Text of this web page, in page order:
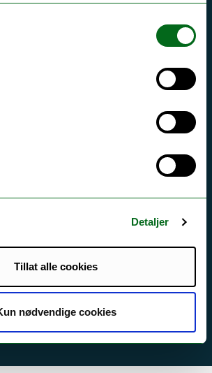
Detaljer
Tillat alle cookies
nødvendige cookies
UiT
og personvern